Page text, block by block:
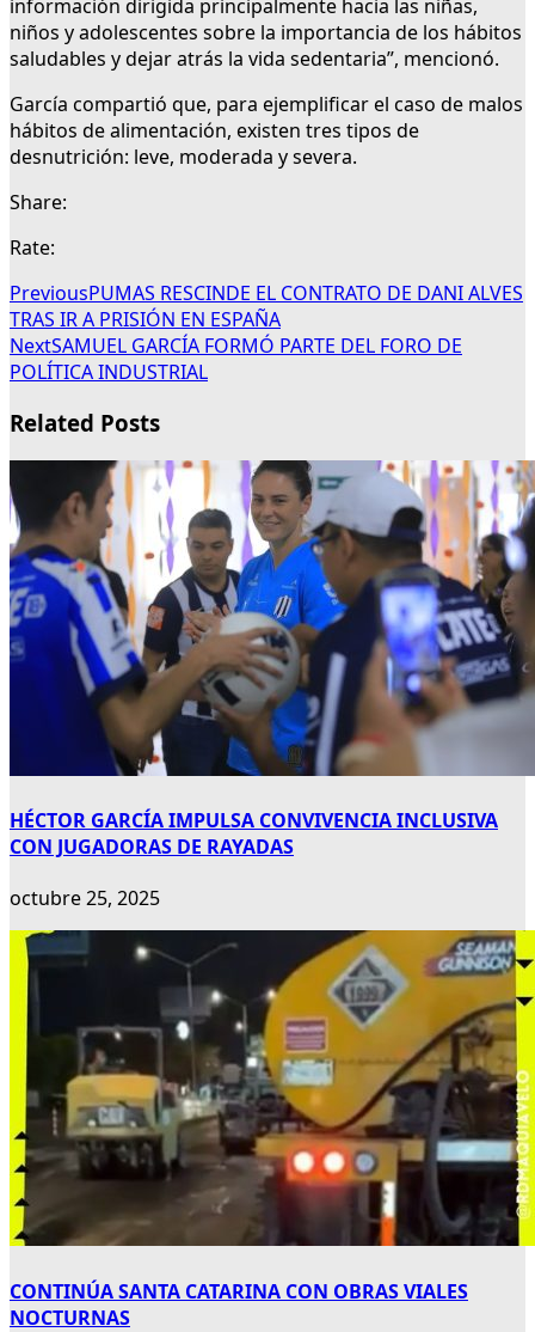
información dirigida principalmente hacia las niñas,
niños y adolescentes sobre la importancia de los hábitos
saludables y dejar atrás la vida sedentaria”, mencionó.
García compartió que, para ejemplificar el caso de malos
hábitos de alimentación, existen tres tipos de
desnutrición: leve, moderada y severa.
Share:
Rate:
PreviousPUMAS RESCINDE EL CONTRATO DE DANI ALVES
TRAS IR A PRISIÓN EN ESPAÑA
NextSAMUEL GARCÍA FORMÓ PARTE DEL FORO DE
POLÍTICA INDUSTRIAL
Related Posts
HÉCTOR GARCÍA IMPULSA CONVIVENCIA INCLUSIVA
CON JUGADORAS DE RAYADAS
octubre 25, 2025
CONTINÚA SANTA CATARINA CON OBRAS VIALES
NOCTURNAS